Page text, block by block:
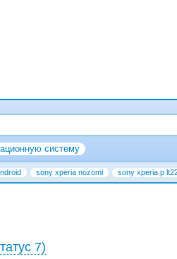
систему
sony xperia nozomi sony xperia p
7)